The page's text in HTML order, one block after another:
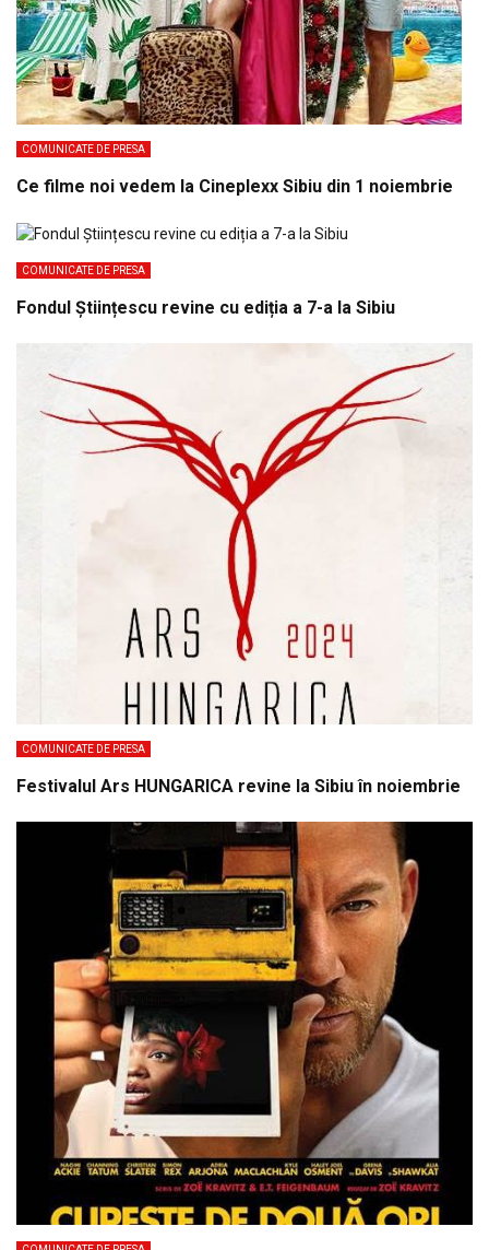
COMUNICATE DE PRESA
Ce filme noi vedem la Cineplexx Sibiu din 1 noiembrie
COMUNICATE DE PRESA
Fondul Științescu revine cu ediția a 7-a la Sibiu
COMUNICATE DE PRESA
Festivalul Ars HUNGARICA revine la Sibiu în noiembrie